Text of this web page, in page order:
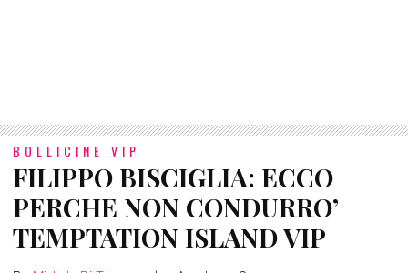
BOLLICINE VIP
FILIPPO BISCIGLIA: ECCO
PERCHE NON CONDURRO’
TEMPTATION ISLAND VIP